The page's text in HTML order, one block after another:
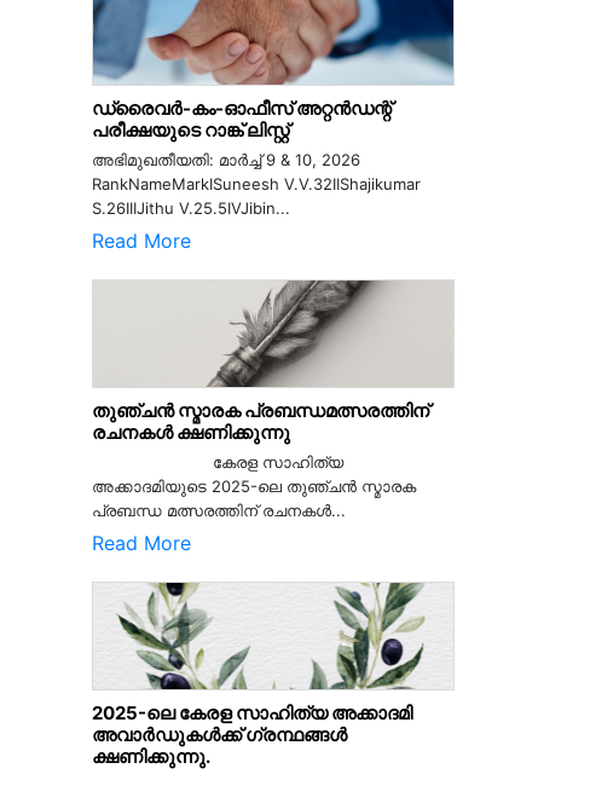
ഡ്രൈവർ-കം-ഓഫീസ് അറ്റൻഡന്റ്
പരീക്ഷയുടെ റാങ്ക് ലിസ്റ്റ്
അഭിമുഖതീയതി: മാർച്ച് 9 & 10, 2026
RankNameMarkISuneesh V.V.32IIShajikumar
S.26IIIJithu V.25.5IVJibin...
Read More
തുഞ്ചൻ സ്മാരക പ്രബന്ധമത്സരത്തിന്
രചനകൾ ക്ഷണിക്കുന്നു
കേരള സാഹിത്യ
അക്കാദമിയുടെ 2025-ലെ തുഞ്ചൻ സ്മാരക
പ്രബന്ധ മത്സരത്തിന് രചനകൾ...
Read More
2025-ലെ കേരള സാഹിത്യ അക്കാദമി
അവാർഡുകൾക്ക് ഗ്രന്ഥങ്ങൾ
ക്ഷണിക്കുന്നു.